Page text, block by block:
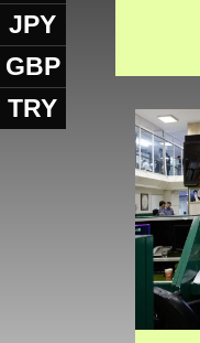
JPY
GBP
TRY